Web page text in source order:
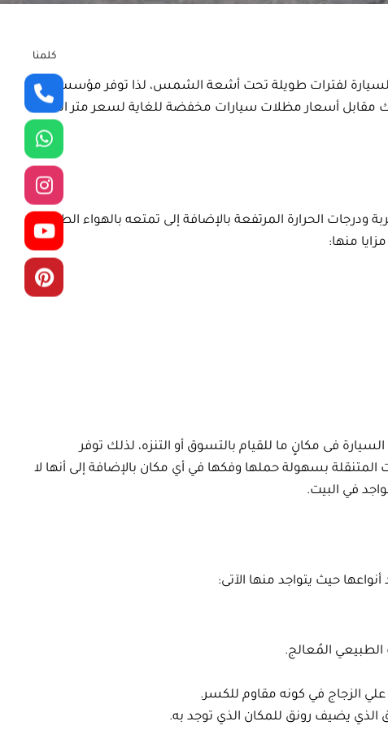
لفترات طويلة تحت أشعة الشمس، لذا توفر مؤسستنا
مقابل أسعار مظلات سيارات مخفضة للغاية لسعر متر المظلة
الحرارة المرتفعة بالإضافة إلى تمتعه بالهواء الطلق
منها:
فى مكانٍ ما للقيام بالتسوق أو التنزه، لذلك توفر
بسهولة حملها وفكها في أي مكان بالإضافة إلى أنها لا
في البيت.
حيث يتواجد منها الآتى:
المُعالج.
الزجاج في كونه مقاوم للكسر.
يضيف رونق للمكان الذي توجد به.
كلمنا